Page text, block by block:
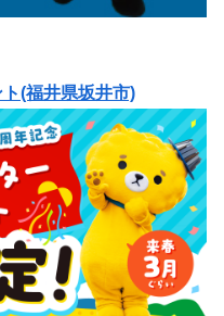
(福井県坂井市)